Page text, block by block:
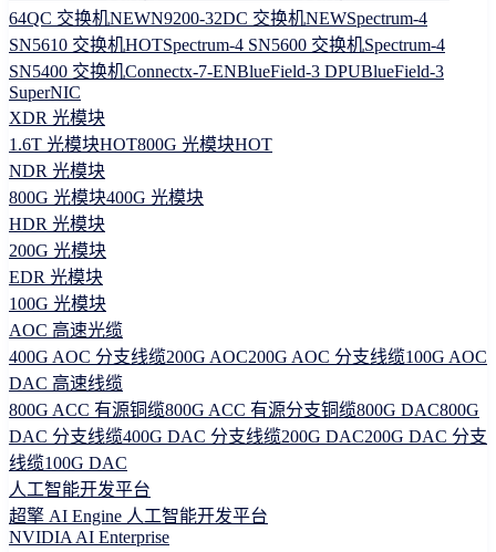
64QC 交换机NEWN9200-32DC 交换机NEWSpectrum-4
SN5610 交换机HOTSpectrum-4 SN5600 交换机Spectrum-4
SN5400 交换机Connectx-7-ENBlueField-3 DPUBlueField-3
SuperNIC
XDR 光模块
1.6T 光模块HOT800G 光模块HOT
NDR 光模块
800G 光模块400G 光模块
HDR 光模块
200G 光模块
EDR 光模块
100G 光模块
AOC 高速光缆
400G AOC 分支线缆200G AOC200G AOC 分支线缆100G AOC
DAC 高速线缆
800G ACC 有源铜缆800G ACC 有源分支铜缆800G DAC800G
DAC 分支线缆400G DAC 分支线缆200G DAC200G DAC 分支
线缆100G DAC
人工智能开发平台
超擎 AI Engine 人工智能开发平台
NVIDIA AI Enterprise